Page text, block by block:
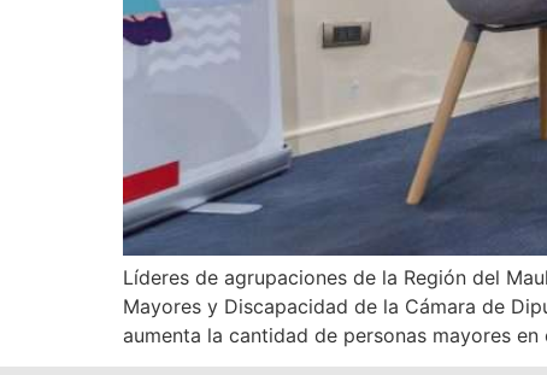
Líderes de agrupaciones de la Región del
Mayores y Discapacidad de la Cámara de
aumenta la cantidad de personas mayores